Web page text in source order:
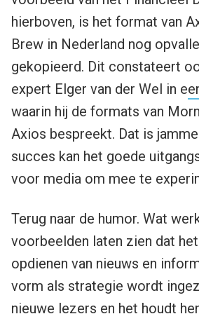
hierboven, is het format van
Brew in Nederland nog
gekopieerd. Dit constateert
expert Elger van der Wel in e
waarin hij de formats van
Axios bespreekt. Dat is
succes kan het goede
voor media om mee te
Terug naar de humor. Wat
voorbeelden laten zien dat het
opdienen van nieuws en
vorm als strategie wordt
nieuwe lezers en het houdt